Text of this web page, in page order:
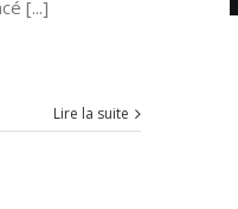
[...]
Lire la suite